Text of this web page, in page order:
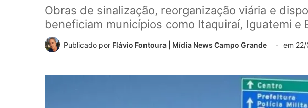
Obras de sinalização, reorganização viária e
beneficiam municípios como Itaquiraí, Iguatemi e
Publicado por Flávio Fontoura | Mídia News Campo Grande em